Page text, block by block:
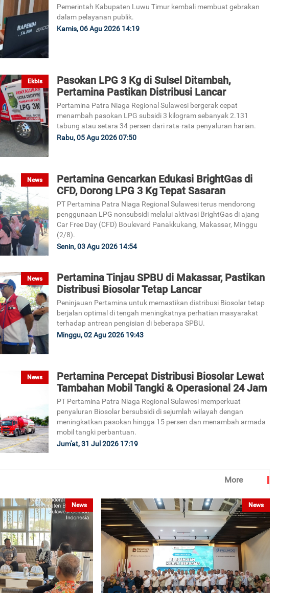
Pemerintah Kabupaten Luwu Timur kembali membuat gebrakan
dalam pelayanan publik.
Kamis, 06 Agu 2026 14:19
Ekbis
Pasokan LPG 3 Kg di Sulsel Ditambah,
Pertamina Pastikan Distribusi Lancar
Pertamina Patra Niaga Regional Sulawesi bergerak cepat
menambah pasokan LPG subsidi 3 kilogram sebanyak 2.131
tabung atau setara 34 persen dari rata-rata penyaluran harian.
Rabu, 05 Agu 2026 07:50
News
Pertamina Gencarkan Edukasi BrightGas di
CFD, Dorong LPG 3 Kg Tepat Sasaran
PT Pertamina Patra Niaga Regional Sulawesi terus mendorong
penggunaan LPG nonsubsidi melalui aktivasi BrightGas di ajang
Car Free Day (CFD) Boulevard Panakkukang, Makassar, Minggu
(2/8).
Senin, 03 Agu 2026 14:54
News
Pertamina Tinjau SPBU di Makassar, Pastikan
Distribusi Biosolar Tetap Lancar
Peninjauan Pertamina untuk memastikan distribusi Biosolar tetap
berjalan optimal di tengah meningkatnya perhatian masyarakat
terhadap antrean pengisian di beberapa SPBU.
Minggu, 02 Agu 2026 19:43
News
Pertamina Percepat Distribusi Biosolar Lewat
Tambahan Mobil Tangki & Operasional 24 Jam
PT Pertamina Patra Niaga Regional Sulawesi memperkuat
penyaluran Biosolar bersubsidi di sejumlah wilayah dengan
meningkatkan pasokan hingga 15 persen dan menambah armada
mobil tangki perbantuan.
Jum'at, 31 Jul 2026 17:19
More
News News